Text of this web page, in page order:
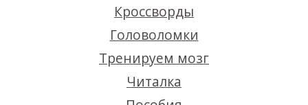
Кроссворды
Головоломки
Тренируем мозг
Читалка